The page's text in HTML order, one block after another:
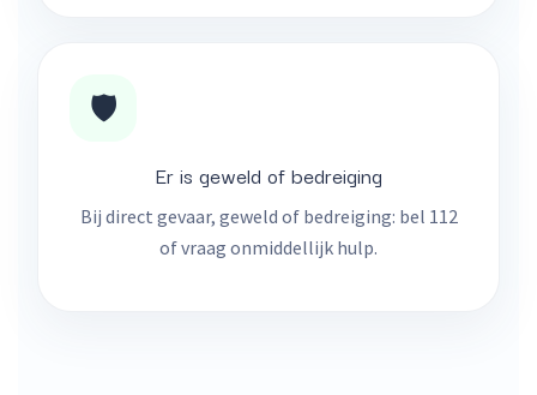
🛡️
Er is geweld of bedreiging
Bij direct gevaar, geweld of bedreiging: bel 112
of vraag onmiddellijk hulp.